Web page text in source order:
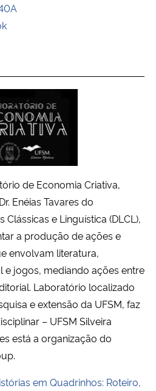
de Economia Criativa,
Enéias Tavares do
e Linguística (DLCL),
a produção de ações e
envolvam literatura,
e jogos, mediando ações entre
Laboratório localizado
e extensão da UFSM, faz
– UFSM Silveira
está a organização do
em Quadrinhos: Roteiro,